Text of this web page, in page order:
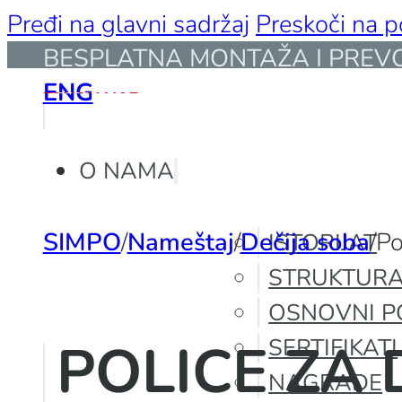
Pređi na glavni sadržaj Preskoči na
BESPLATNA MONTAŽA I
ENG
O NAMA
ISTORIJAT
OSNOVNI
SERTIFIKATI
NAGRADE
SIMPO/Nameštaj/Dečija soba/
POLICE ZA